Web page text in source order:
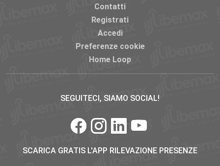
Contatti
Registrati
Accedi
Preferenze cookie
Home Loop
SEGUITECI, SIAMO SOCIAL!
SCARICA GRATIS L'APP RILEVAZIONE PRESENZE